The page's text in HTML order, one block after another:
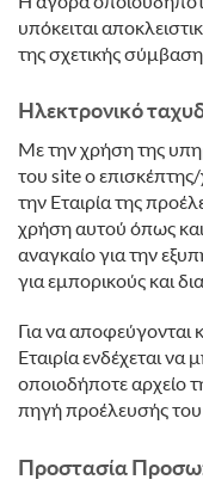
υπόκειται
της σχετικής
Ηλεκτρονικό
Με την χρήση της
του site ο
την Εταιρία της
χρήση αυτού όπως
αναγκαίο για την
για εμπορικούς και
Για να αποφεύγονται
Εταιρία ενδέχεται να
οποιοδήποτε αρχείο
πηγή προέλευσής του
Προστασία